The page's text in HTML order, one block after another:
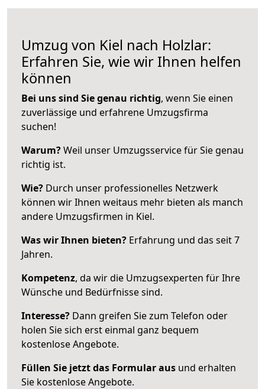
Umzug von Kiel nach Holzlar:
Erfahren Sie, wie wir Ihnen helfen
können
Bei uns sind Sie genau richtig, wenn Sie einen
zuverlässige und erfahrene Umzugsfirma
suchen!
Warum?Weil unser Umzugsservice für Sie genau
richtig ist.
Wie? Durch unser professionelles Netzwerk
können wir Ihnen weitaus mehr bieten als manch
andere Umzugsfirmen in Kiel.
Was wir Ihnen bieten? Erfahrung und das seit 7
Jahren.
Kompetenz, da wir die Umzugsexperten für Ihre
Wünsche und Bedürfnisse sind.
Interesse? Dann greifen Sie zum Telefon oder
holen Sie sich erst einmal ganz bequem
kostenlose Angebote.
Füllen Sie jetzt das Formular aus und erhalten
Sie kostenlose Angebote.